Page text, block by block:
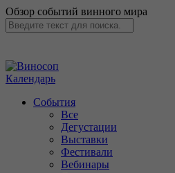
Обзор событий винного мира
Календарь
События
Все
Дегустации
Выставки
Фестивали
Вебинары